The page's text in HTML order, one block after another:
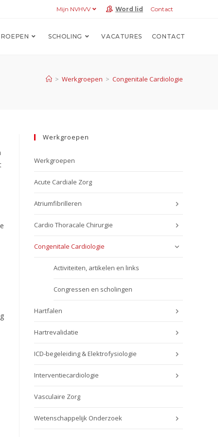
Mijn NVHVV Word lid Contact
SCHOLING VACATURES CONTACT
> Werkgroepen > Congenitale Cardiologie
Werkgroepen
Werkgroepen
Acute Cardiale Zorg
Atriumfibrilleren
Cardio Thoracale Chirurgie
Congenitale Cardiologie
Activiteiten, artikelen en links
Congressen en scholingen
Hartfalen
Hartrevalidatie
ICD-begeleiding & Elektrofysiologie
Interventiecardiologie
Vasculaire Zorg
Wetenschappelijk Onderzoek